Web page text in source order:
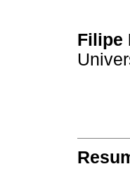
Filipe